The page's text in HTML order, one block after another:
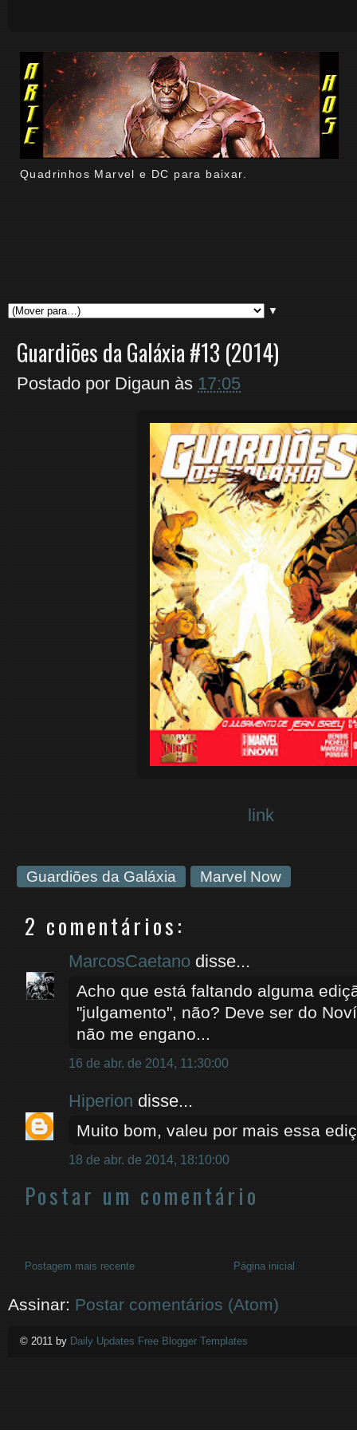
Quadrinhos Marvel e DC para baixar.
▼
Guardiões da Galáxia #13 (2014)
Postado por Digaun às 17:05
link
Guardiões da Galáxia Marvel Now
2 comentários:
MarcosCaetano disse...
Acho que está faltando alguma
"julgamento", não? Deve ser do
não me engano...
16 de abr. de 2014, 11:30:00
Hiperion disse...
Muito bom, valeu por mais essa
18 de abr. de 2014, 18:10:00
Postar um comentário
Postagem mais recente Página inicial
Assinar: Postar comentários (Atom)
© 2011 by Daily Updates Free Blogger Templates